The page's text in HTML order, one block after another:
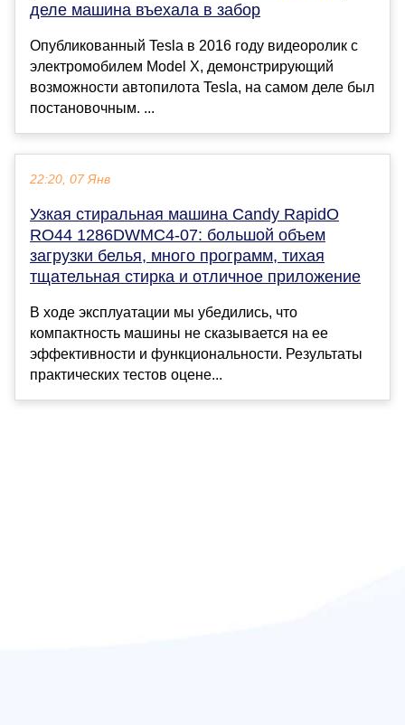
деле машина въехала в забор
Опубликованный Tesla в 2016 году видеоролик с
электромобилем Model X, демонстрирующий
возможности автопилота Tesla, на самом деле был
постановочным. ...
22:20, 07 Янв
Узкая стиральная машина Candy RapidO
RO44 1286DWMC4-07: большой объем
загрузки белья, много программ, тихая
тщательная стирка и отличное приложение
В ходе эксплуатации мы убедились, что
компактность машины не сказывается на ее
эффективности и функциональности. Результаты
практических тестов оцене...